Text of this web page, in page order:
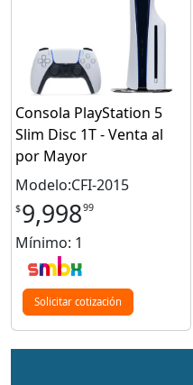
Consola PlayStation 5
Slim Disc 1T - Venta al
por Mayor
Modelo:CFI-2015
$9,99899
Mínimo: 1
Solicitar cotización